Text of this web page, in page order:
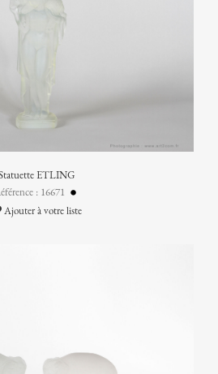
ETLING
: 16671
Ajouter à votre liste